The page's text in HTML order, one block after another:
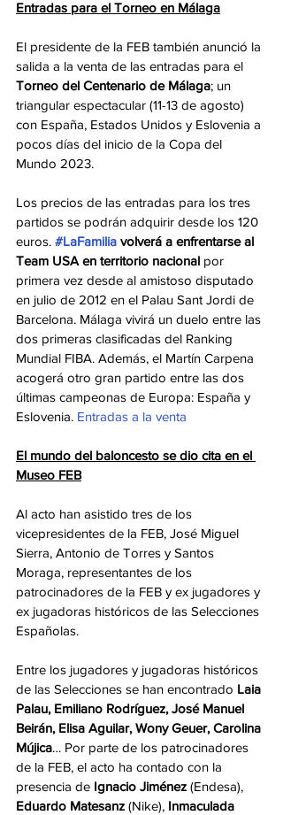
Entradas para el Torneo en Málaga
El presidente de la FEB también anunció la
salida a la venta de las entradas para el
Torneo del Centenario de Málaga; un
triangular espectacular (11-13 de agosto)
con España, Estados Unidos y Eslovenia a
pocos días del inicio de la Copa del
Mundo 2023.
Los precios de las entradas para los tres
partidos se podrán adquirir desde los 120
euros. #LaFamilia volverá a enfrentarse al
Team USA en territorio nacional por
primera vez desde al amistoso disputado
en julio de 2012 en el Palau Sant Jordi de
Barcelona. Málaga vivirá un duelo entre las
dos primeras clasificadas del Ranking
Mundial FIBA. Además, el Martín Carpena
acogerá otro gran partido entre las dos
últimas campeonas de Europa: España y
Eslovenia. Entradas a la venta
El mundo del baloncesto se dio cita en el
Museo FEB
Al acto han asistido tres de los
vicepresidentes de la FEB, José Miguel
Sierra, Antonio de Torres y Santos
Moraga, representantes de los
patrocinadores de la FEB y ex jugadores y
ex jugadoras históricos de las Selecciones
Españolas.
Entre los jugadores y jugadoras históricos
de las Selecciones se han encontrado Laia
Palau, Emiliano Rodríguez, José Manuel
Beirán, Elisa Aguilar, Wony Geuer, Carolina
Mújica… Por parte de los patrocinadores
de la FEB, el acto ha contado con la
presencia de Ignacio Jiménez (Endesa),
Eduardo Matesanz (Nike), Inmaculada